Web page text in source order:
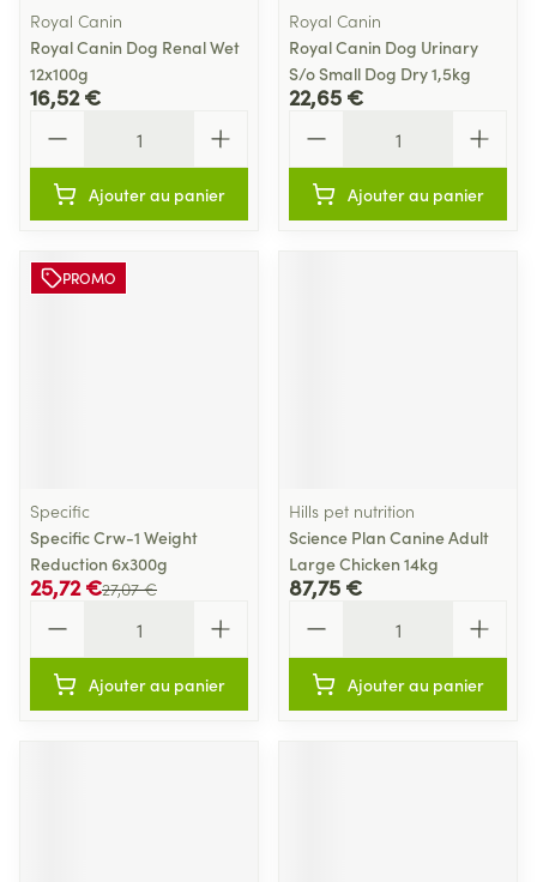
Royal Canin
Royal Canin Dog Renal Wet
12x100g
16,52 €
Ajouter au panier
Royal Canin
Royal Canin Dog Urinary
S/o Small Dog Dry 1,5kg
22,65 €
Ajouter au panier
PROMO
Specific
Specific Crw-1 Weight
Reduction 6x300g
27,07 €
25,72 €
Ajouter au panier
Hills pet nutrition
Science Plan Canine Adult
Large Chicken 14kg
87,75 €
Ajouter au panier